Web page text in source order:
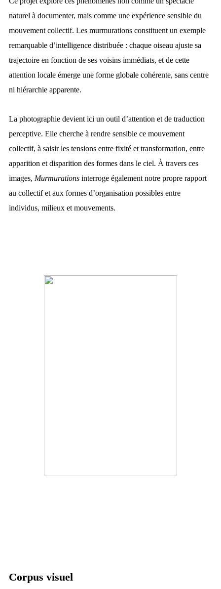
naturel à documenter, mais comme une expérience sensible du
mouvement collectif. Les murmurations constituent un exemple
remarquable d’intelligence distribuée : chaque oiseau ajuste sa
trajectoire en fonction de ses voisins immédiats, et de cette
attention locale émerge une forme globale cohérente, sans centre
ni hiérarchie apparente.
La photographie devient ici un outil d’attention et de traduction
perceptive. Elle cherche à rendre sensible ce mouvement
collectif, à saisir les tensions entre fixité et transformation, entre
apparition et disparition des formes dans le ciel. À travers ces
images,Murmurations interroge également notre propre rapport
au collectif et aux formes d’organisation possibles entre
individus, milieux et mouvements.
Corpus visuel